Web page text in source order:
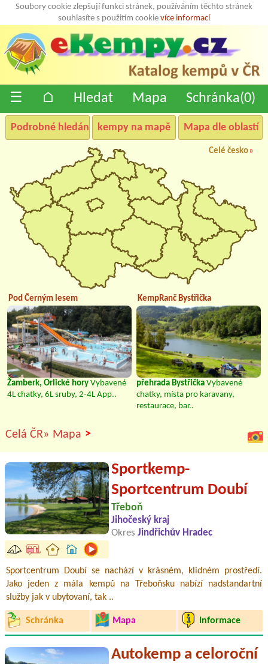
Soubory cookie zlepšují funkci stránek, používáním těchto stránek
souhlasíte s použitím cookie více informací
☰ ⌂ Hledat Mapa Schránka(0)
Podrobné hledání kempy na mapě Mapa dle oblastí
Celé česko»
Pod Černým lesem
Žamberk, Orlické hory Vybavené
4L chatky, 6L sruby, 2-4L App..
KempRanč Bystřička
přehrada Bystřička Vybavené
chatky, místa pro karavany,
restaurace, bar..
Celá ČR» Mapa >
Sportkemp-
Sportcentrum Doubí
Třeboň
Jihočeský kraj
Okres Jindřichův Hradec
Sportcentrum Doubí se nachází v krásném, klidném prostředí.
Jako jeden z mála kempů na Třeboňsku nabízí nadstandartní
služby jak v ubytovaní, tak ..
Schránka Mapa Informace
Autokemp a celoroční